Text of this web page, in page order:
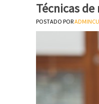
Técnicas
POSTADO POR